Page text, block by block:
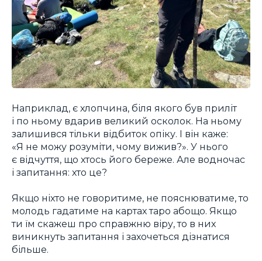
Наприклад, є хлопчина, біля якого був приліт
і по ньому вдарив великий осколок. На ньому
залишився тільки відбиток опіку. І він каже:
«Я не можу розуміти, чому вижив?». У нього
є відчуття, що хтось його береже. Але водночас
і запитання: хто це?
Якщо ніхто не говоритиме, не пояснюватиме, то
молодь гадатиме на картах таро абощо. Якщо
ти їм скажеш про справжню віру, то в них
виникнуть запитання і захочеться дізнатися
більше.